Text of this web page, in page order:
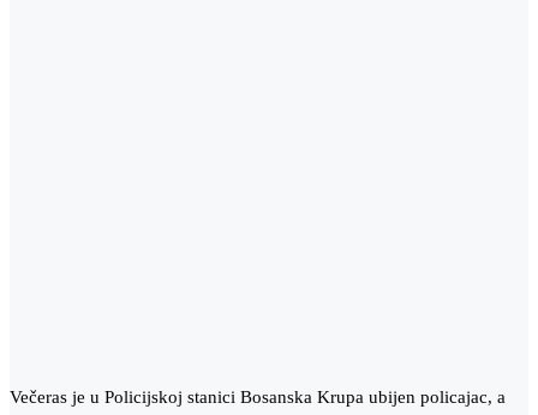
Večeras je u Policijskoj stanici Bosanska Krupa ubijen policajac, a